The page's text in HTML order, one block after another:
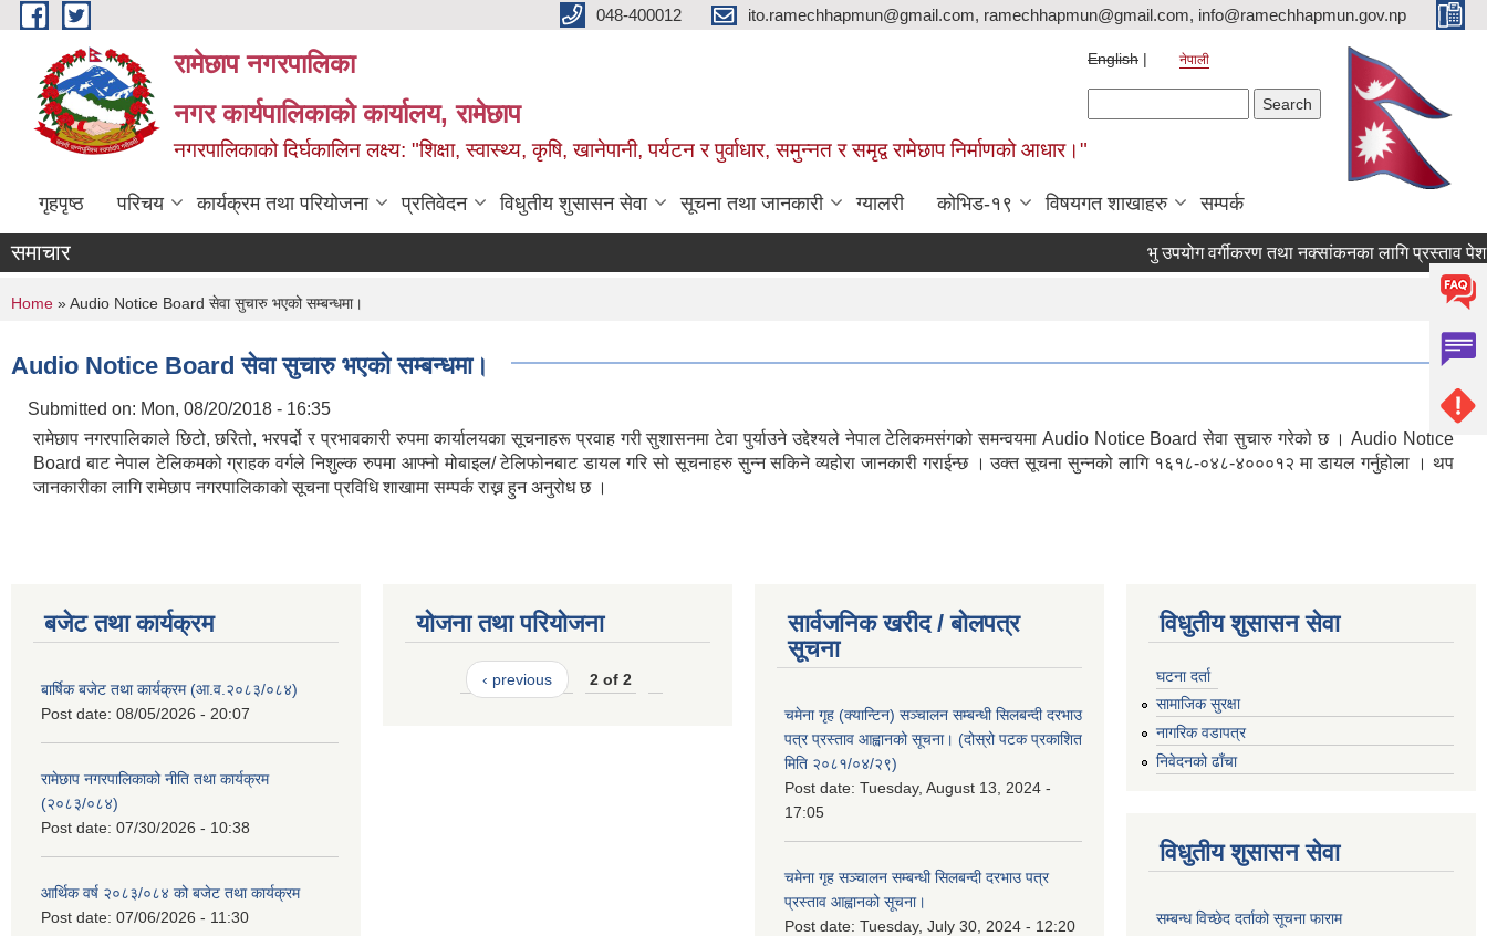
Skip to main content 048-400012 ito.ramechhapmun@gmail.com, ramechhapmun@gmail.com, info@ramechhapmun.gov.np
रामेछाप नगरपालिका
नगर कार्यपालिकाको कार्यालय, रामेछाप
नगरपालिकाको दिर्घकालिन लक्ष्य: "शिक्षा, स्वास्थ्य, कृषि, खानेपानी, पर्यटन र पुर्वाधार, समुन्नत र समृद्व रामेछाप निर्माणको आधार।"
English नेपाली
गृहपृष्ठ परिचय कार्यक्रम तथा परियोजना प्रतिवेदन विधुतीय शुसासन सेवा सूचना तथा जानकारी ग्यालरी कोभिड-१९ विषयगत शाखाहरु सम्पर्क
समाचार भु उपयोग वर्गीकरण तथा नक्सांकनका लागि प्रस्ताव पेश गर्ने
You are here
Home » Audio Notice Board सेवा सुचारु भएको सम्बन्धमा।
Audio Notice Board सेवा सुचारु भएको सम्बन्धमा।
Submitted on: Mon, 08/20/2018 - 16:35
रामेछाप नगरपालिकाले छिटो, छरितो, भरपर्दो र प्रभावकारी रुपमा कार्यालयका सूचनाहरू प्रवाह गरी सुशासनमा टेवा पुर्याउने उद्देश्यले नेपाल टेलिकमसंगको समन्वयमा Audio Notice Board सेवा सुचारु गरेको छ । Audio Notice
Board बाट नेपाल टेलिकमको ग्राहक वर्गले निशुल्क रुपमा आफ्नो मोबाइल/ टेलिफोनबाट डायल गरि सो सूचनाहरु सुन्न सकिने व्यहोरा जानकारी गराईन्छ । उक्त सूचना सुन्नको लागि १६१८-०४८-४०००१२ मा डायल गर्नुहोला । थप
जानकारीका लागि रामेछाप नगरपालिकाको सूचना प्रविधि शाखामा सम्पर्क राख्न हुन अनुरोध छ ।
बजेट तथा कार्यक्रम
बार्षिक बजेट तथा कार्यक्रम (आ.व.२०८३/०८४)
Post date: 08/05/2026 - 20:07
रामेछाप नगरपालिकाको नीति तथा कार्यक्रम
(२०८३/०८४)
Post date: 07/30/2026 - 10:38
आर्थिक वर्ष २०८३/०८४ को बजेट तथा कार्यक्रम
Post date: 07/06/2026 - 11:30
योजना तथा परियोजना
‹ previous 2 of 2
सार्वजनिक खरीद / बोलपत्र
सूचना
चमेना गृह (क्यान्टिन) सञ्चालन सम्बन्धी सिलबन्दी दरभाउ
पत्र प्रस्ताव आह्वानको सूचना। (दोस्रो पटक प्रकाशित
मिति २०८१/०४/२९)
Post date: Tuesday, August 13, 2024 -
17:05
चमेना गृह सञ्चालन सम्बन्धी सिलबन्दी दरभाउ पत्र
प्रस्ताव आह्वानको सूचना।
Post date: Tuesday, July 30, 2024 - 12:20
विधुतीय शुसासन सेवा
घटना दर्ता
सामाजिक सुरक्षा
नागरिक वडापत्र
निवेदनको ढाँचा
विधुतीय शुसासन सेवा
सम्बन्ध विच्छेद दर्ताको सूचना फाराम